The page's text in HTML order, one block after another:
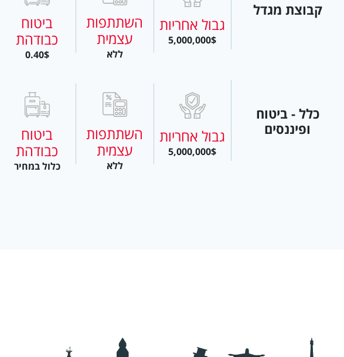
קבוצת מגדל
גבול אחריות
5,000,000$
השתתפות
עצמית
ללא
ביטוח
כבודהת
0.40$
כלל - ביטוח
ופיננסים
גבול אחריות
5,000,000$
השתתפות
עצמית
ללא
ביטוח
כבודהת
כלול במחיר